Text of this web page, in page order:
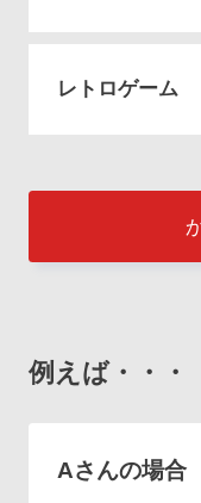
レトロゲーム
例えば・・・
Aさんの場合